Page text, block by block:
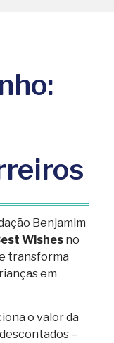
Benjamim
Wishes no
transforma
em
o valor da
–